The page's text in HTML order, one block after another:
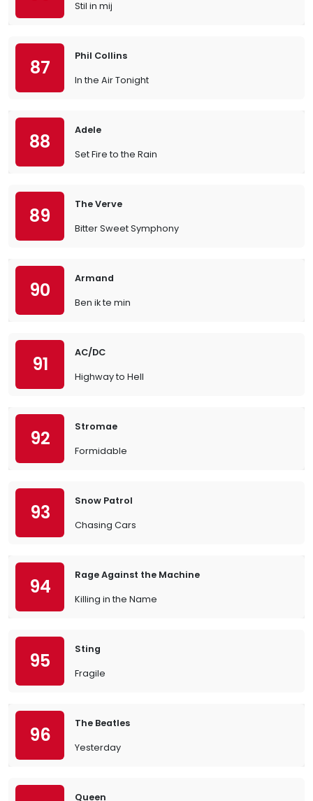
Stil in mij
87
Phil Collins
In the Air Tonight
88
Adele
Set Fire to the Rain
89
The Verve
Bitter Sweet Symphony
90
Armand
Ben ik te min
91
AC/DC
Highway to Hell
92
Stromae
Formidable
93
Snow Patrol
Chasing Cars
94
Rage Against the Machine
Killing in the Name
95
Sting
Fragile
96
The Beatles
Yesterday
Queen